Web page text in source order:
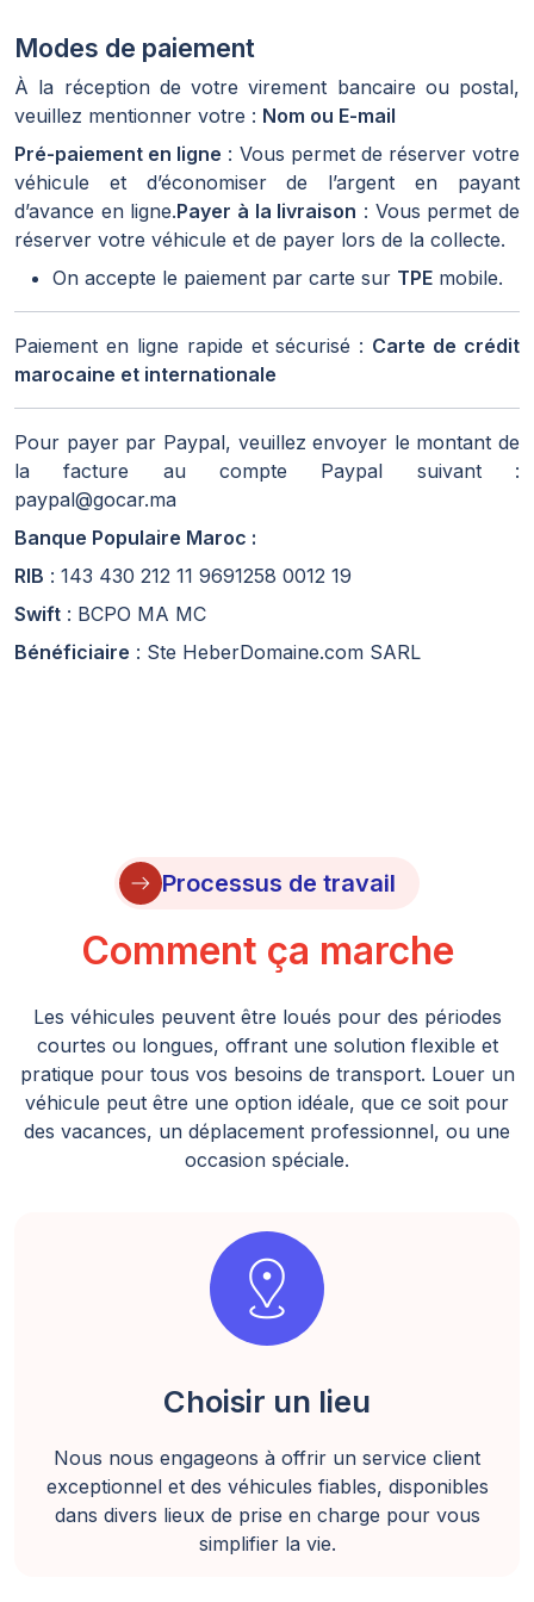
Modes de paiement
À la réception de votre virement bancaire ou postal,
veuillez mentionner votre : Nom ou E-mail
Pré-paiement en ligne : Vous permet de réserver votre
véhicule et d’économiser de l’argent en payant
d’avance en ligne.Payer à la livraison : Vous permet de
réserver votre véhicule et de payer lors de la collecte.
On accepte le paiement par carte sur TPE mobile.
Paiement en ligne rapide et sécurisé : Carte de crédit
marocaine et internationale
Pour payer par Paypal, veuillez envoyer le montant de
la facture au compte Paypal suivant :
paypal@gocar.ma
Banque Populaire Maroc :
RIB : 143 430 212 11 9691258 0012 19
Swift : BCPO MA MC
Bénéficiaire : Ste HeberDomaine.com SARL
arrow_right_alt Processus de travail
Comment ça marche
Les véhicules peuvent être loués pour des périodes
courtes ou longues, offrant une solution flexible et
pratique pour tous vos besoins de transport. Louer un
véhicule peut être une option idéale, que ce soit pour
des vacances, un déplacement professionnel, ou une
occasion spéciale.
distance
Choisir un lieu
Nous nous engageons à offrir un service client
exceptionnel et des véhicules fiables, disponibles
dans divers lieux de prise en charge pour vous
simplifier la vie.